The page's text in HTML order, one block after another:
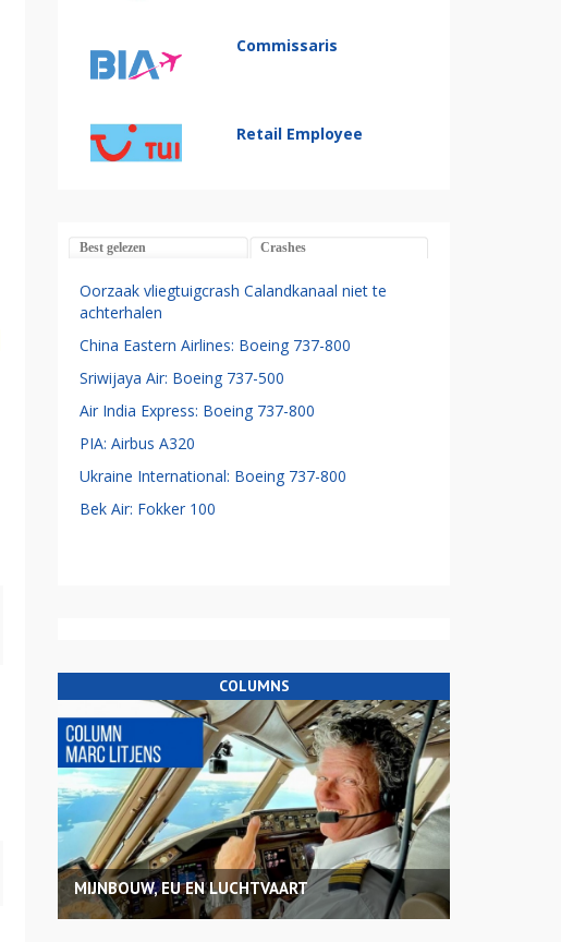
Commissaris
Retail Employee
Best gelezen Crashes
Oorzaak vliegtuigcrash Calandkanaal niet te
achterhalen
China Eastern Airlines: Boeing 737-800
Sriwijaya Air: Boeing 737-500
Air India Express: Boeing 737-800
PIA: Airbus A320
Ukraine International: Boeing 737-800
Bek Air: Fokker 100
COLUMNS
MIJNBOUW, EU EN LUCHTVAART